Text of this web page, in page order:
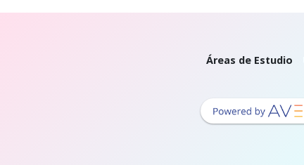
Áreas de Estudio